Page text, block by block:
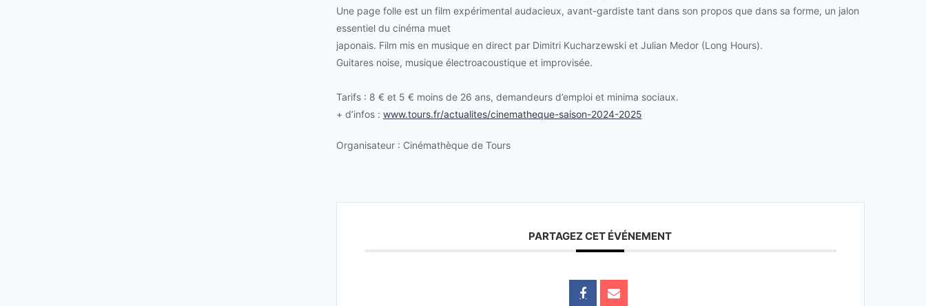
Une page folle est un film expérimental audacieux, avant-gardiste tant dans son propos que dans sa forme, un jalon
essentiel du cinéma muet
japonais. Film mis en musique en direct par Dimitri Kucharzewski et Julian Medor (Long Hours).
Guitares noise, musique électroacoustique et improvisée.
Tarifs : 8 € et 5 € moins de 26 ans, demandeurs d’emploi et minima sociaux.
+ d’infos : www.tours.fr/actualites/cinematheque-saison-2024-2025
Organisateur : Cinémathèque de Tours
PARTAGEZ CET ÉVÉNEMENT